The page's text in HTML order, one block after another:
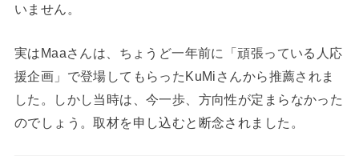
いません。
実はMaaさんは、ちょうど一年前に「頑張っている人応
援企画」で登場してもらったKuMiさんから推薦されま
した。しかし当時は、今一歩、方向性が定まらなかった
のでしょう。取材を申し込むと断念されました。